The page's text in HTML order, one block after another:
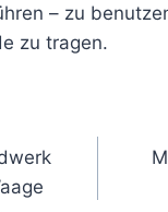
– zu
zu tragen.